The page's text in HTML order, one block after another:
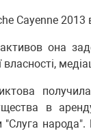
Cayenne 2013
она
власності,
в
"Слуга